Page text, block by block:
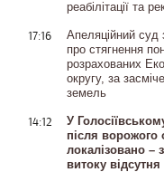
реабілітації та
17:16
Апеляційний суд
про стягнення
розрахованих
округу, за
земель
14:12
У
після ворожого
локалізовано –
витоку